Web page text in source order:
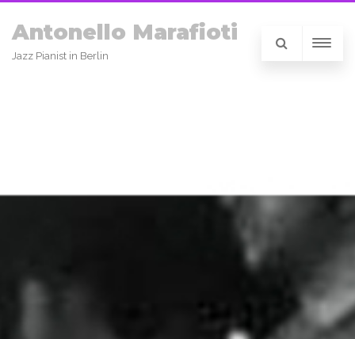
Antonello Marafioti
Jazz Pianist in Berlin